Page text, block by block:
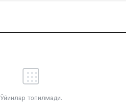
Ўйинлар топилмади.